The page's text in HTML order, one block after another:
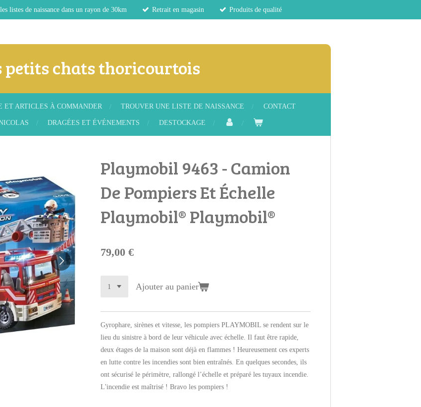
listes de naissance dans un rayon de 30km Retrait en magasin Produits de qualité
petits chats thoricourtois
ET ARTICLES À COMMANDER TROUVER UNE LISTE DE NAISSANCE CONTACT
DRAGÉES ET ÉVÉNEMENTS DESTOCKAGE
Playmobil 9463 - Camion
De Pompiers Et Échelle
Playmobil® Playmobil®
79,00 €
Ajouter au panier
Gyrophare, sirènes et vitesse, les pompiers PLAYMOBIL se rendent sur le
lieu du sinistre à bord de leur véhicule avec échelle. Il faut être rapide,
deux étages de la maison sont déjà en flammes ! Heureusement ces experts
en lutte contre les incendies sont bien entraînés. En quelques secondes, ils
ont sécurisé le périmètre, rallongé l’échelle et préparé les tuyaux incendie.
L'incendie est maîtrisé ! Bravo les pompiers !